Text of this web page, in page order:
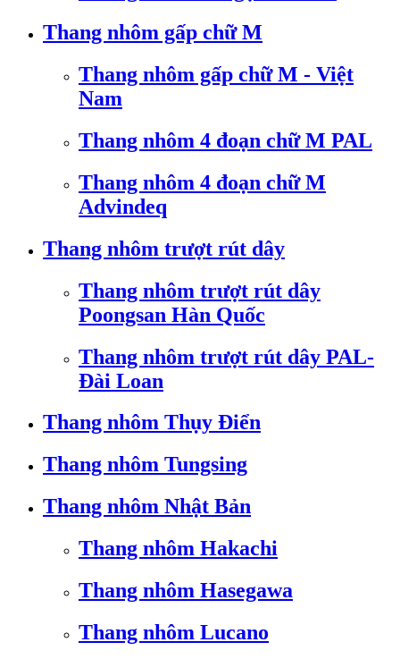
Thang nhôm gấp chữ M
Thang nhôm gấp chữ M - Việt
Nam
Thang nhôm 4 đoạn chữ M PAL
Thang nhôm 4 đoạn chữ M
Advindeq
Thang nhôm trượt rút dây
Thang nhôm trượt rút dây
Poongsan Hàn Quốc
Thang nhôm trượt rút dây PAL-
Đài Loan
Thang nhôm Thụy Điển
Thang nhôm Tungsing
Thang nhôm Nhật Bản
Thang nhôm Hakachi
Thang nhôm Hasegawa
Thang nhôm Lucano